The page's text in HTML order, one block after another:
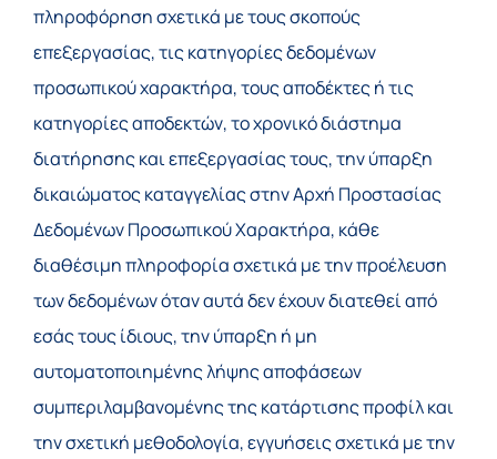
πληροφόρηση σχετικά με τους σκοπούς
επεξεργασίας, τις κατηγορίες δεδομένων
προσωπικού χαρακτήρα, τους αποδέκτες ή τις
κατηγορίες αποδεκτών, το χρονικό διάστημα
διατήρησης και επεξεργασίας τους, την ύπαρξη
δικαιώματος καταγγελίας στην Αρχή Προστασίας
Δεδομένων Προσωπικού Χαρακτήρα, κάθε
διαθέσιμη πληροφορία σχετικά με την προέλευση
των δεδομένων όταν αυτά δεν έχουν διατεθεί από
εσάς τους ίδιους, την ύπαρξη ή μη
αυτοματοποιημένης λήψης αποφάσεων
συμπεριλαμβανομένης της κατάρτισης προφίλ και
την σχετική μεθοδολογία, εγγυήσεις σχετικά με την